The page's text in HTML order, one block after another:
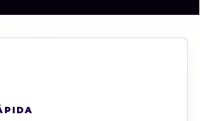
+ BACEN
PGE/AL